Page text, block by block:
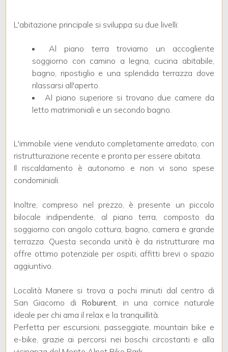
L'abitazione principale si sviluppa su due livelli:
Al piano terra troviamo un accogliente
soggiorno con camino a legna, cucina abitabile,
bagno, ripostiglio e una splendida terrazza dove
rilassarsi all'aperto.
Al piano superiore si trovano due camere da
letto matrimoniali e un secondo bagno.
L'immobile viene venduto completamente arredato, con
ristrutturazione recente e pronta per essere abitata.
Il riscaldamento è autonomo e non vi sono spese
condominiali.
Inoltre, compreso nel prezzo, è presente un piccolo
bilocale indipendente, al piano terra, composto da
soggiorno con angolo cottura, bagno, camera e grande
terrazza. Questa seconda unità è da ristrutturare ma
offre ottimo potenziale per ospiti, affitti brevi o spazio
aggiuntivo.
Località Manere si trova a pochi minuti dal centro di
San Giacomo di Roburent, in una cornice naturale
ideale per chi ama il relax e la tranquillità.
Perfetta per escursioni, passeggiate, mountain bike e
e-bike, grazie ai percorsi nei boschi circostanti e alla
5
Bagni
minimi
Qualsiasi
2